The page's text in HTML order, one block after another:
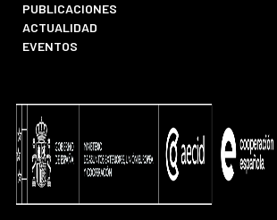
PUBLICACIONES
ACTUALIDAD
EVENTOS